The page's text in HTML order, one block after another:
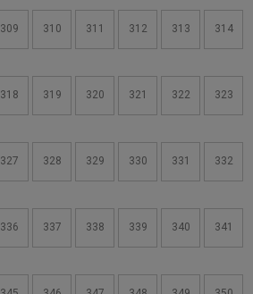
309 310 311 312 313 314
318 319 320 321 322 323
327 328 329 330 331 332
336 337 338 339 340 341